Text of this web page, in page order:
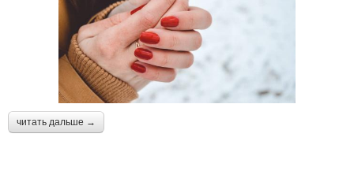
читать дальше →